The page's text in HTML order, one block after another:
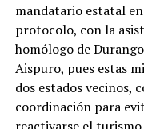
mandatario estatal
protocolo, con la
homólogo de
Aispuro, pues estas
dos estados vecinos,
coordinación para